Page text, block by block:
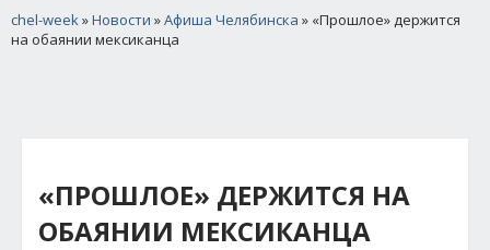
chel-week»Новости »Афиша Челябинска » «Прошлое» держится
на обаянии мексиканца
«ПРОШЛОЕ» ДЕРЖИТСЯ НА
ОБАЯНИИ МЕКСИКАНЦА